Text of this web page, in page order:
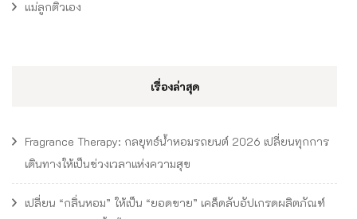
แม่ลูกติวเอง
เรื่องล่าสุด
Fragrance Therapy: กลยุทธ์น้ำหอมรถยนต์ 2026 เปลี่ยนทุกการ
เดินทางให้เป็นช่วงเวลาแห่งความสุข
เปลี่ยน “กลิ่นหอม” ให้เป็น “ยอดขาย” เคล็ดลับอัปเกรดผลิตภัณฑ์